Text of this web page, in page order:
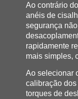
Ao contrário
anéis de
segurança
rapidamente
mais simples,
Ao selecionar
calibração
torques de